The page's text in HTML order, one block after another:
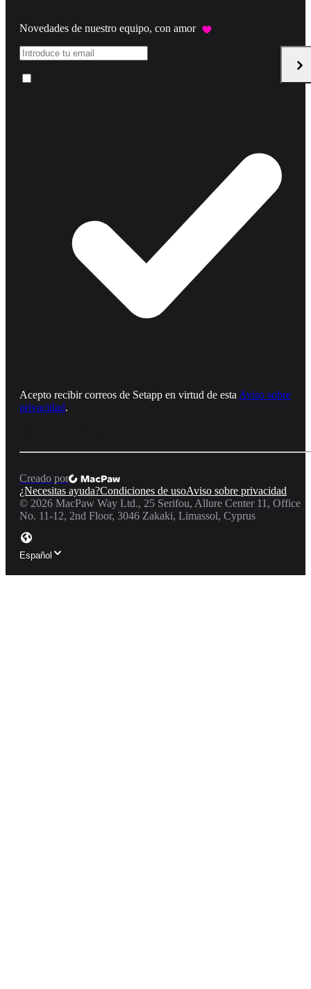
Novedades de nuestro equipo, con amor
Acepto recibir correos de Setapp en virtud de esta Aviso sobre
privacidad.
Creado por
¿Necesitas ayuda?Condiciones de usoAviso sobre privacidad
© 2026 MacPaw Way Ltd., 25 Serifou, Allure Center 11, Office
No. 11-12, 2nd Floor, 3046 Zakaki, Limassol, Cyprus
Español